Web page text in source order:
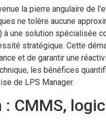
la pierre angulaire de
ne tolère aucune
une solution spécialisée
stratégique. Cette
et de garantir une
les bénéfices
de LPS Manager.
CMMS,